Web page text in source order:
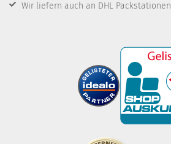
Wir liefern auch an DHL Packstationen